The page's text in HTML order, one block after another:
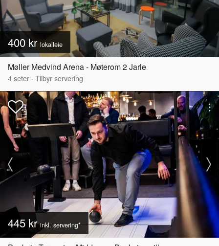
400 kr lokalleie
Møller Medvind Arena - Møterom 2 Jarle
4seter · Tilbyr servering
445 krinkl. servering*